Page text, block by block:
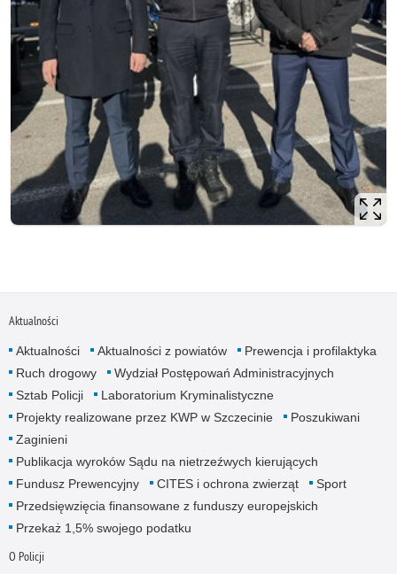
Aktualności
Aktualności Aktualności z powiatów
Prewencja i profilaktyka
Ruch drogowy
Wydział Postępowań Administracyjnych
Sztab Policji
Laboratorium Kryminalistyczne
Projekty realizowane przez KWP w Szczecinie
Poszukiwani
Zaginieni
Publikacja wyroków Sądu na nietrzeźwych kierujących
Fundusz Prewencyjny
CITES i ochrona zwierząt
Sport
Przedsięwzięcia finansowane z funduszy europejskich
Przekaż 1,5% swojego podatku
O Policji